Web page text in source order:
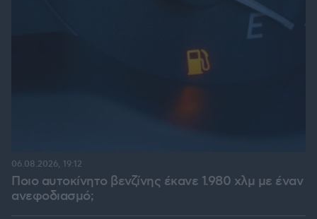
Ποιο αυτοκίνητο βενζίνης έκανε 1.980 χλμ με έναν
ανεφοδιασμό;
06.08.2026, 19:12